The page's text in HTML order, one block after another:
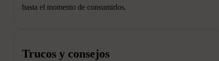
hasta el momento de consumirlos.
Trucos y consejos